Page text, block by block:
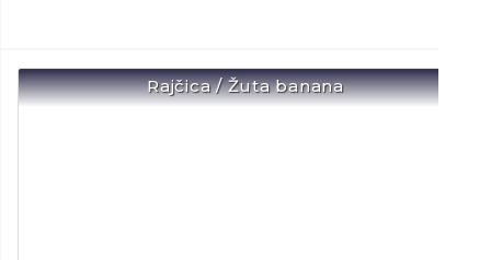
Rajčica / Žuta banana